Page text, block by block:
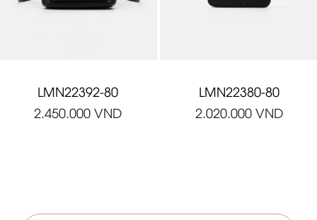
LMN22392-80
2.450.000 VND
LMN22380-80
2.020.000 VND